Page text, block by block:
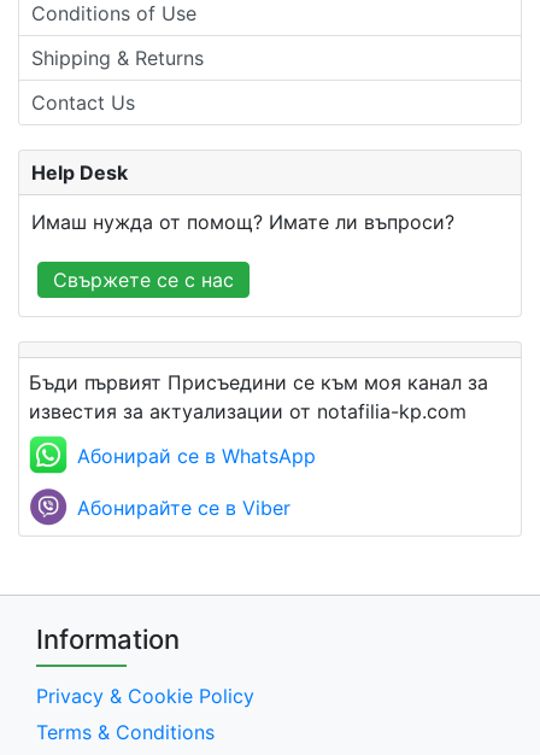
Conditions of Use
Shipping & Returns
Contact Us
Help Desk
Имаш нужда от помощ? Имате ли въпроси?
Свържете се с нас
Бъди първият Присъедини се към моя канал за
известия за актуализации от notafilia-kp.com
Абонирай се в WhatsApp
Абонирайте се в Viber
Information
Privacy & Cookie Policy
Terms & Conditions